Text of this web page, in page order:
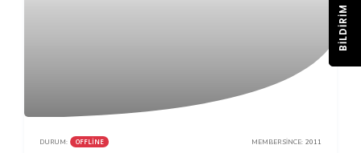
DURUM: OFFLINE MEMBER SINCE: 2011
BILDIRIM